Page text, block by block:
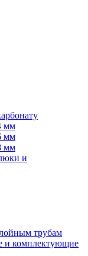
мм
мм
мм
и
трубам
и комплектующие